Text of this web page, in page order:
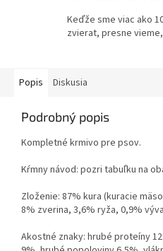
Keďže sme viac ako
zvierat, presne
Popis Diskusia
Podrobný popis
Kompletné krmivo pre psov.
Kŕmny návod: pozri tabuľku na
Zloženie: 87% kura (kuracie
8% zverina, 3,6% ryža, 0,9%
Akostné znaky: hrubé proteíny